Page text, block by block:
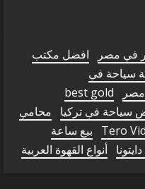
في مصر
افضل مكتب
سياحة في
best gold
سياحة في تركيا
محامي
Tero
بيع ساعة
أنواع القهوة العربية